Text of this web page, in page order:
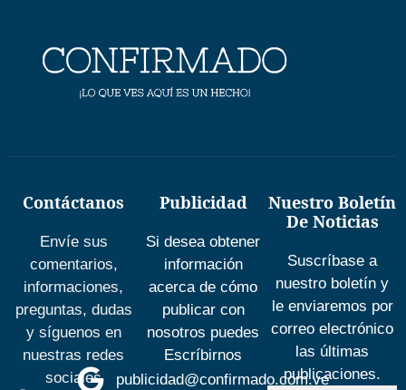
Contáctanos
Envíe sus
comentarios,
informaciones,
preguntas, dudas
y síguenos en
nuestras redes
sociales
Publicidad
Si desea obtener
información
acerca de cómo
publicar con
nosotros puedes
Escríbirnos
publicidad@confirmado.com.ve
Nuestro Boletín
De Noticias
Suscríbase a
nuestro boletín y
le enviaremos por
correo electrónico
las últimas
publicaciones.